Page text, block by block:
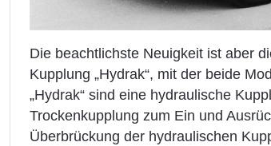
Die beachtlichste Neuigkeit ist aber
Kupplung „Hydrak“, mit der beide
„Hydrak“ sind eine hydraulische
Trockenkupplung zum Ein und
Überbrückung der hydraulischen